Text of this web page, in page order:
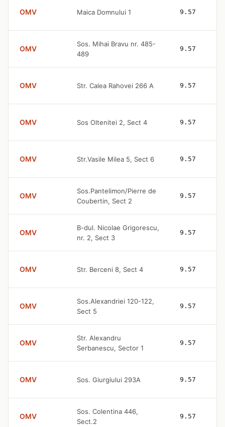
OMV Maica Domnului 1 9.57
OMV
Sos. Mihai Bravu nr. 485-
489
9.57
OMV Str. Calea Rahovei 266 A 9.57
OMV Sos Oltenitei 2, Sect 4 9.57
OMV Str.Vasile Milea 5, Sect 6 9.57
OMV
Sos.Pantelimon/Pierre de
Coubertin, Sect 2
9.57
OMV
B-dul. Nicolae Grigorescu,
nr. 2, Sect 3
9.57
OMV Str. Berceni 8, Sect 4 9.57
OMV
Sos.Alexandriei 120-122,
Sect 5
9.57
OMV
Str. Alexandru
Serbanescu, Sector 1
9.57
OMV Sos. Giurgiului 293A 9.57
OMV
Sos. Colentina 446,
Sect.2
9.57